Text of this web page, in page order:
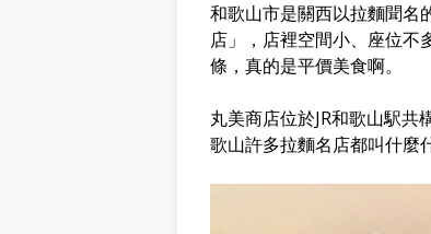
和歌山市是關西以拉麵聞名
店」，店裡空間小、座位不
條，真的是平價美食啊。
丸美商店位於JR和歌山駅
歌山許多拉麵名店都叫什麼